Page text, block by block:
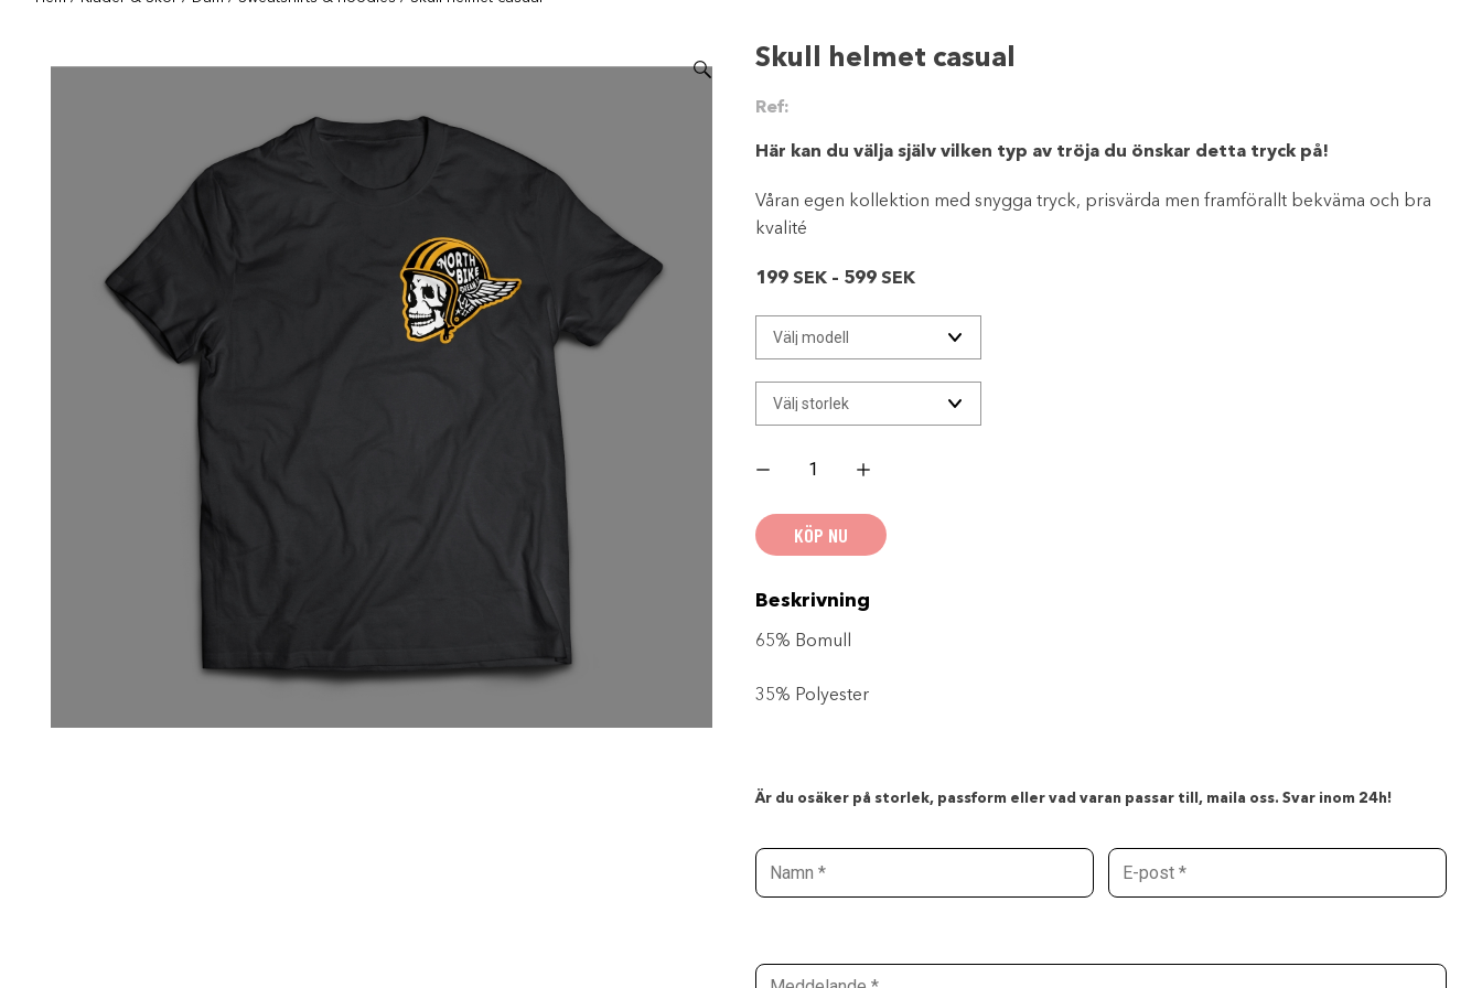
Skull helmet casual
Ref:
Här kan du välja själv vilken typ av tröja du önskar detta tryck på!
Våran egen kollektion med snygga tryck, prisvärda men framförallt bekväma och bra
kvalité
199 SEK – 599 SEKPrisintervall:
599 SEK
helmet
KÖP NU
Beskrivning
65% Bomull
35% Polyester
Är du osäker på storlek, passform eller vad varan passar till, maila oss. Svar inom 24h!